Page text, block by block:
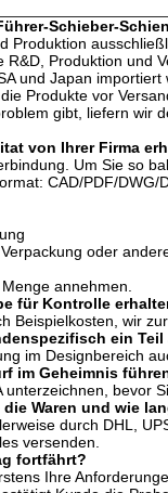
Schieber-
Produktion
R&D, Produktion und
und Japan importiert
Produkte vor
gibt, liefern wir
von Ihrer Firma
Um Sie so
CAD/PDF/DWG/
oder
annehmen.
für Kontrolle
Beispielkosten, wir
ein
im Designbereich
im Geheimnis
unterzeichnen, bevor
Waren und wie
durch DHL,
versenden.
fortfährt?
Ihre